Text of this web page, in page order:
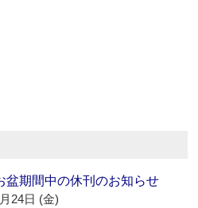
盆期間中の休刊のお知らせ
24日 (金)